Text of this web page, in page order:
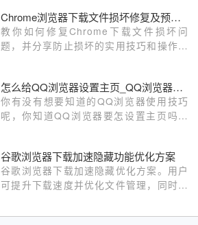
Chrome浏览器下载文件损坏修复及预防措施详解
教你如何修复Chrome下载文件损坏问
题，并分享防止损坏的实用技巧和操作步
怎么给QQ浏览器设置主页_QQ浏览器设置主页方法
你有没有想要知道的QQ浏览器使用技巧
呢，你知道QQ浏览器要怎设置主页吗？
谷歌浏览器下载加速隐藏功能优化方案
谷歌浏览器下载加速隐藏优化方案。用户
可提升下载速度并优化文件管理，同时利